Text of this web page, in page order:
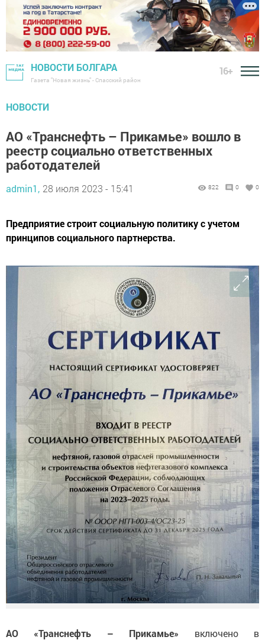
НОВОСТИ БОЛГАРА
Газета "Новая жизнь" - Спасский район
16+
НОВОСТИ
АО «Транснефть – Прикамье» вошло в
реестр социально ответственных
работодателей
admin1, 28 июля 2023 - 15:41 822 0 0
Предприятие строит социальную политику с учетом
принципов социального партнерства.
АО «Транснефть – Прикамье» включено в